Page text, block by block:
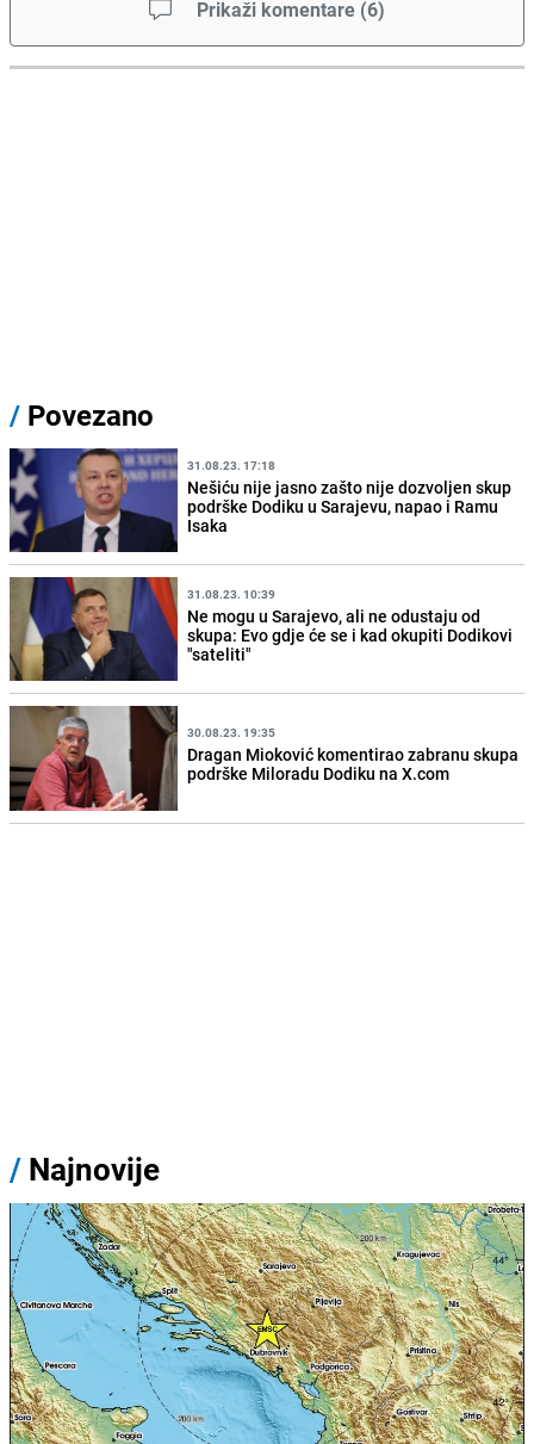
Prikaži komentare (6)
/ Povezano
31.08.23. 17:18
Nešiću nije jasno zašto nije dozvoljen skup
podrške Dodiku u Sarajevu, napao i Ramu
Isaka
31.08.23. 10:39
Ne mogu u Sarajevo, ali ne odustaju od
skupa: Evo gdje će se i kad okupiti Dodikovi
"sateliti"
30.08.23. 19:35
Dragan Mioković komentirao zabranu skupa
podrške Miloradu Dodiku na X.com
/ Najnovije